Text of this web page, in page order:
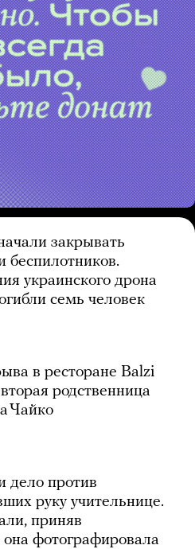
закрывать
беспилотников.
украинского дрона
семь человек
в ресторане Balzi
родственница
Чайко
дело против
руку учительнице.
приняв
она фотографировала